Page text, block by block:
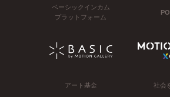
ベーシックインカム
プラットフォーム
アート基金 社会